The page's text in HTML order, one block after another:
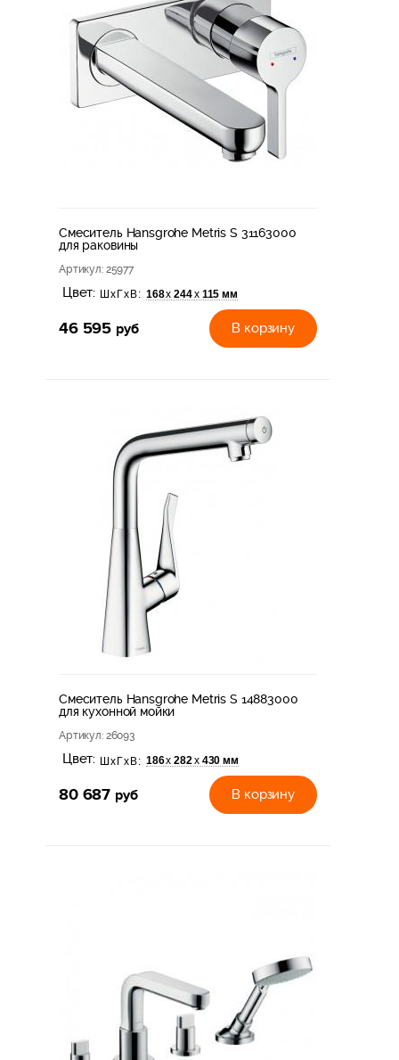
Смеситель Hansgrohe Metris S 31163000
для раковины
Артикул: 25977
Цвет: ШхГхВ: 168х 244х 115 мм
46 595 руб В корзину
Смеситель Hansgrohe Metris S 14883000
для кухонной мойки
Артикул: 26093
Цвет: ШхГхВ: 186х 282 х 430 мм
80 687 руб В корзину